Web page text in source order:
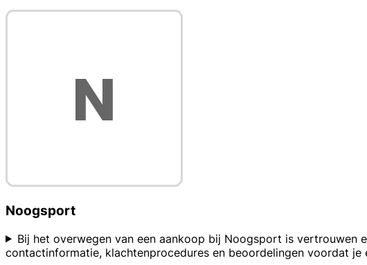
Noogsport
Bij het overwegen van een aankoop bij Noogsport is vertrouwen
contactinformatie, klachtenprocedures en beoordelingen voordat